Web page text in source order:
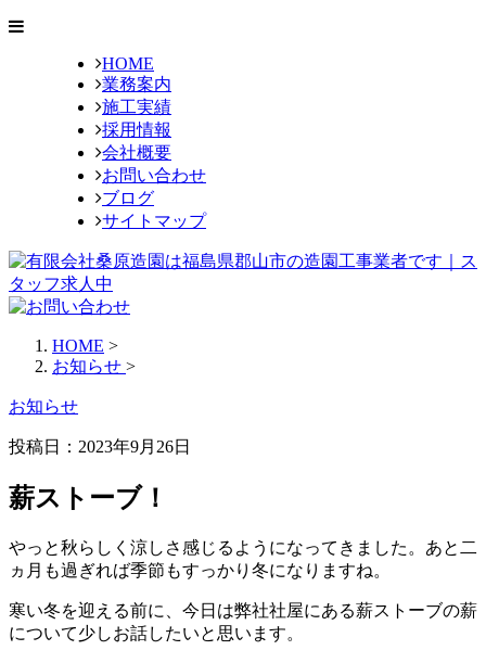
HOME
業務案内
施工実績
採用情報
会社概要
お問い合わせ
ブログ
サイトマップ
HOME >
お知らせ >
お知らせ
投稿日：2023年9月26日
薪ストーブ！
やっと秋らしく涼しさ感じるようになってきました。あと二
ヵ月も過ぎれば季節もすっかり冬になりますね。
寒い冬を迎える前に、今日は弊社社屋にある薪ストーブの薪
について少しお話したいと思います。